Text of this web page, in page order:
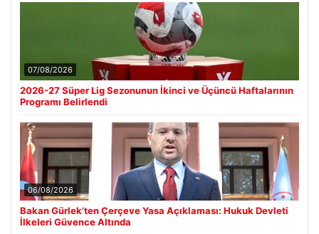
07/08/2026
2026-27 Süper Lig Sezonunun İkinci ve Üçüncü Haftalarının
Programı Belirlendi
06/08/2026
Bakan Gürlek’ten Çerçeve Yasa Açıklaması: Hukuk Devleti
İlkeleri Güvence Altında